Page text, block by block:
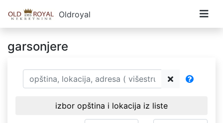
Oldroyal
garsonjere
izbor opština i lokacija iz liste